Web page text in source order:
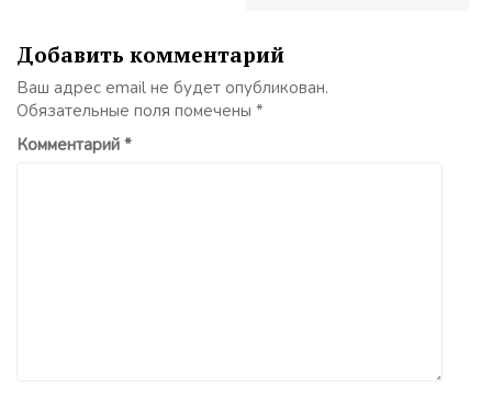
Добавить комментарий
Ваш адрес email не будет опубликован.
Обязательные поля помечены *
Комментарий *